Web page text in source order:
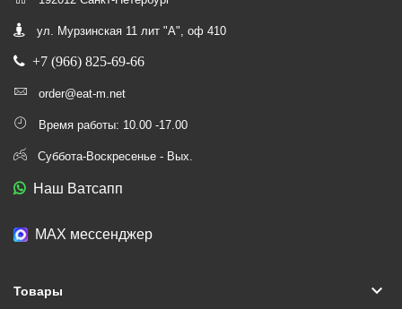
ул. Мурзинская 11 лит "А", оф 410
+7 (966) 825-69-66
order@eat-m.net
Время работы: 10.00 -17.00
Суббота-Воскресенье - Вых.
Наш Ватсапп
МАХ мессенджер
Товары keyboard_arrow_down